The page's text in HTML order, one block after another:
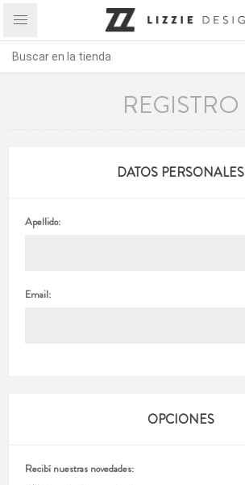
REGISTRO
DATOS PERSONALES
Apellido:
Email:
OPCIONES
Recibí nuestras novedades: